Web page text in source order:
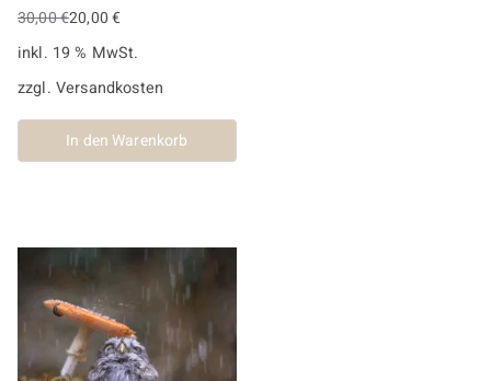
30,00€
Ursprünglicher
Preis
war:
20,00€
Aktueller
Preis
ist:
inkl. 19 % MwSt.
zzgl. Versandkosten
In den Warenkorb